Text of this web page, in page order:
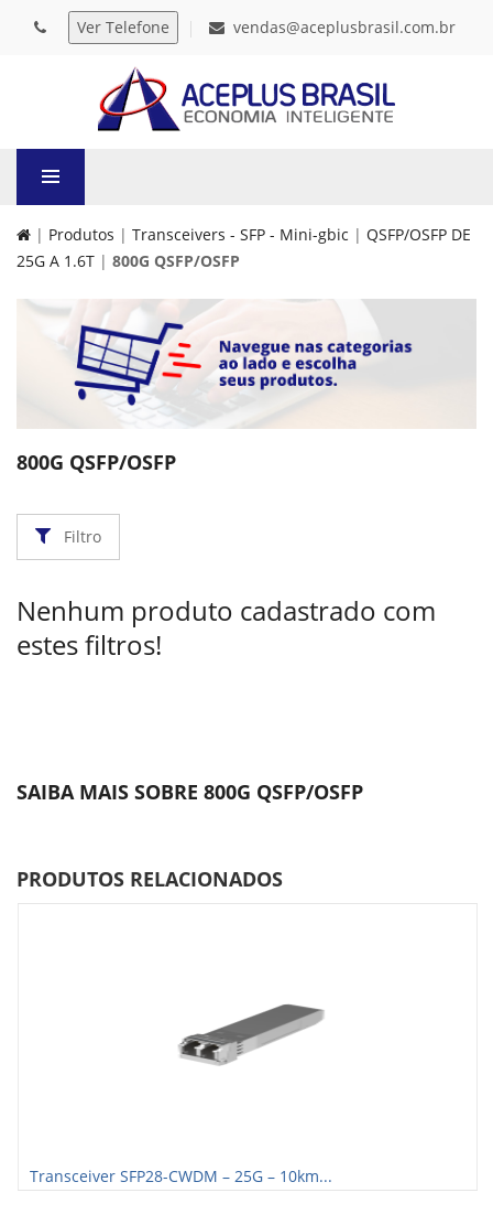
vendas@aceplusbrasil.com.br
| Produtos | Transceivers - SFP - Mini-gbic | QSFP/OSFP DE
25G A 1.6T | 800G QSFP/OSFP
800G QSFP/OSFP
Filtro
Nenhum produto cadastrado com
estes filtros!
SAIBA MAIS SOBRE 800G QSFP/OSFP
PRODUTOS RELACIONADOS
Transceiver SFP28-CWDM – 25G – 10km...